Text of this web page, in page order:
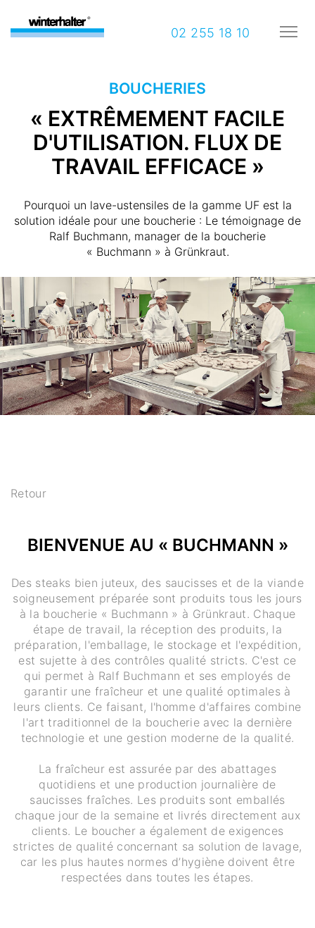
02 255 18 10
BOUCHERIES
« EXTRÊMEMENT FACILE
D'UTILISATION. FLUX DE
TRAVAIL EFFICACE »
Pourquoi un lave-ustensiles de la gamme UF est la
solution idéale pour une boucherie : Le témoignage de
Ralf Buchmann, manager de la boucherie
« Buchmann » à Grünkraut.
Retour
BIENVENUE AU « BUCHMANN »
Des steaks bien juteux, des saucisses et de la viande
soigneusement préparée sont produits tous les jours
à la boucherie « Buchmann » à Grünkraut. Chaque
étape de travail, la réception des produits, la
préparation, l'emballage, le stockage et l'expédition,
est sujette à des contrôles qualité stricts. C'est ce
qui permet à Ralf Buchmann et ses employés de
garantir une fraîcheur et une qualité optimales à
leurs clients. Ce faisant, l'homme d'affaires combine
l'art traditionnel de la boucherie avec la dernière
technologie et une gestion moderne de la qualité.
La fraîcheur est assurée par des abattages
quotidiens et une production journalière de
saucisses fraîches. Les produits sont emballés
chaque jour de la semaine et livrés directement aux
clients. Le boucher a également de exigences
strictes de qualité concernant sa solution de lavage,
car les plus hautes normes d’hygiène doivent être
respectées dans toutes les étapes.